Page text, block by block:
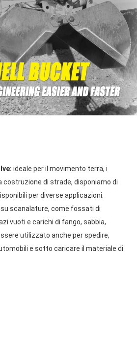
ideale per il movimento terra, i
costruzione di strade, disponiamo di
per diverse applicazioni.
scanalature, come fossati di
vuoti e carichi di fango, sabbia,
utilizzato anche per spedire,
e sotto caricare il materiale di